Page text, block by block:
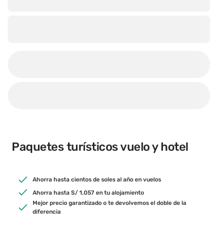
Paquetes turísticos vuelo y hotel
Ahorra hasta cientos de soles al año en vuelos
Ahorra hasta S/ 1,057 en tu alojamiento
Mejor precio garantizado o te devolvemos el doble de la
diferencia